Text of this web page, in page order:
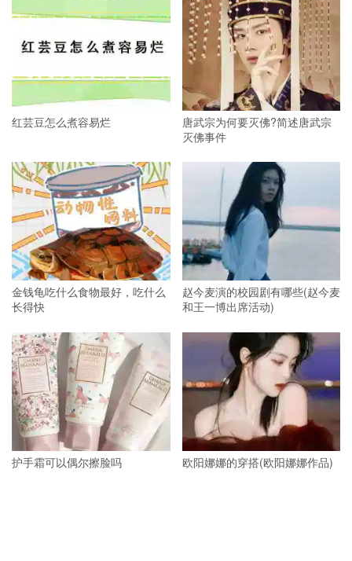
红芸豆怎么煮容易烂
唐武宗为何要灭佛?简述唐武宗
灭佛事件
金钱龟吃什么食物最好，吃什么
长得快
赵今麦演的校园剧有哪些(赵今麦
和王一博出席活动)
护手霜可以偶尔擦脸吗 欧阳娜娜的穿搭(欧阳娜娜作品)